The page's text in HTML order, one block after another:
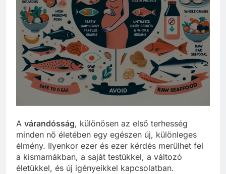
A várandósság, különösen az első terhesség
minden nő életében egy egészen új, különleges
élmény. Ilyenkor ezer és ezer kérdés merülhet fel
a kismamákban, a saját testükkel, a változó
életükkel, és új igényeikkel kapcsolatban.